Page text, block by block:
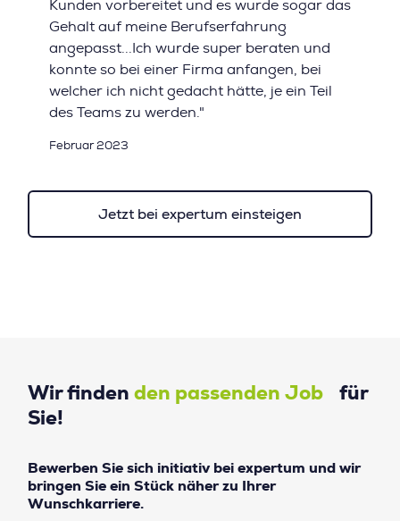
Kunden vorbereitet und es wurde sogar das
Gehalt auf meine Berufserfahrung
angepasst...Ich wurde super beraten und
konnte so bei einer Firma anfangen, bei
welcher ich nicht gedacht hätte, je ein Teil
des Teams zu werden."
Februar 2023
Jetzt bei expertum einsteigen
Wir finden den passenden Job für
Sie!
Bewerben Sie sich initiativ bei expertum und wir
bringen Sie ein Stück näher zu Ihrer
Wunschkarriere.